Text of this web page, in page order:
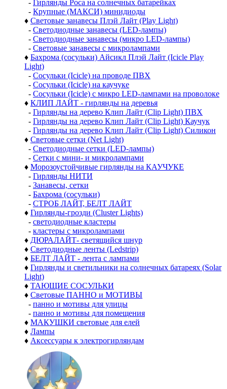
- Гирлянды Роса на солнечных батарейках
- Крупные (МАКСИ) минидиоды
♦ Световые занавесы Плэй Лайт (Play Light)
- Светодиодные занавесы (LED-лампы)
- Светодиодные занавесы (микро LED-лампы)
- Световые занавесы с микролампами
♦ Бахрома (сосульки) Айсикл Плэй Лайт (Icicle Play
Light)
- Сосульки (Icicle) на проводе ПВХ
- Сосульки (Icicle) на каучуке
- Сосульки (Icicle) с микро LED-лампами на проволоке
♦ КЛИП ЛАЙТ - гирлянды на деревья
- Гирлянды на дерево Клип Лайт (Clip Light) ПВХ
- Гирлянды на дерево Клип Лайт (Clip Light) Каучук
- Гирлянды на дерево Клип Лайт (Clip Light) Силикон
♦ Световые сетки (Net Light)
- Светодиодные сетки (LED-лампы)
- Сетки с мини- и микролампами
♦ Морозоустойчивые гирлянды на КАУЧУКЕ
- Гирлянды НИТИ
- Занавесы, сетки
- Бахрома (сосульки)
- СТРОБ ЛАЙТ, БЕЛТ ЛАЙТ
♦ Гирлянды-грозди (Cluster Lights)
- светодиодные кластеры
- кластеры с микролампами
♦ ДЮРАЛАЙТ- светящийся шнур
♦ Светодиодные ленты (Ledstrip)
♦ БЕЛТ ЛАЙТ - лента с лампами
♦ Гирлянды и светильники на солнечных батареях (Solar
Light)
♦ ТАЮЩИЕ СОСУЛЬКИ
♦ Световые ПАННО и МОТИВЫ
- панно и мотивы для улицы
- панно и мотивы для помещения
♦ МАКУШКИ световые для елей
♦ Лампы
♦ Аксессуары к электрогирляндам